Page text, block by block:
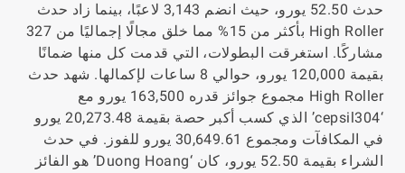
حدث 52.50 يورو، حيث انضم 3,143 لاعبًا، بينما زاد حدث
High Roller بأكثر من 15% مما خلق مجالًا إجماليًا من 327
مشاركًا. استغرقت البطولات، التي قدمت كل منها ضمانًا
بقيمة 120,000 يورو، حوالي 8 ساعات لإكمالها. شهد حدث
High Roller مجموع جوائز قدره 163,500 يورو مع
‘cepsil304’ الذي كسب أكبر حصة بقيمة 20,273.48 يورو
في المكافآت ومجموع 30,649.61 يورو للفوز. في حدث
الشراء بقيمة 52.50 يورو، كان ‘Duong Hoang’ هو الفائز